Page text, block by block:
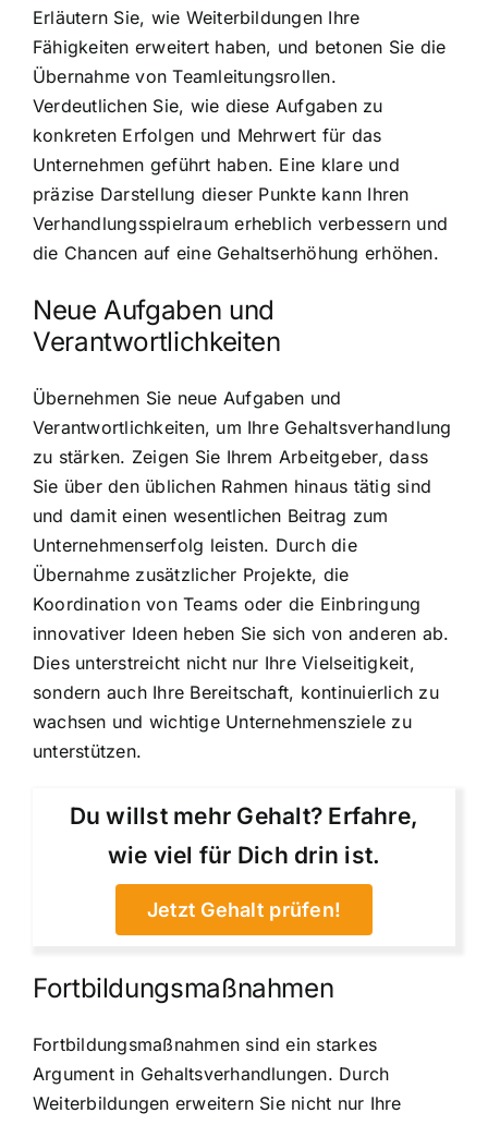
Erläutern Sie, wie Weiterbildungen Ihre
Fähigkeiten erweitert haben, und betonen Sie die
Übernahme von Teamleitungsrollen.
Verdeutlichen Sie, wie diese Aufgaben zu
konkreten Erfolgen und Mehrwert für das
Unternehmen geführt haben. Eine klare und
präzise Darstellung dieser Punkte kann Ihren
Verhandlungsspielraum erheblich verbessern und
die Chancen auf eine Gehaltserhöhung erhöhen.
Neue Aufgaben und
Verantwortlichkeiten
Übernehmen Sie neue Aufgaben und
Verantwortlichkeiten, um Ihre Gehaltsverhandlung
zu stärken. Zeigen Sie Ihrem Arbeitgeber, dass
Sie über den üblichen Rahmen hinaus tätig sind
und damit einen wesentlichen Beitrag zum
Unternehmenserfolg leisten. Durch die
Übernahme zusätzlicher Projekte, die
Koordination von Teams oder die Einbringung
innovativer Ideen heben Sie sich von anderen ab.
Dies unterstreicht nicht nur Ihre Vielseitigkeit,
sondern auch Ihre Bereitschaft, kontinuierlich zu
wachsen und wichtige Unternehmensziele zu
unterstützen.
Du willst mehr Gehalt? Erfahre,
wie viel für Dich drin ist.
Jetzt Gehalt prüfen!
Fortbildungsmaßnahmen
Fortbildungsmaßnahmen sind ein starkes
Argument in Gehaltsverhandlungen. Durch
Weiterbildungen erweitern Sie nicht nur Ihre